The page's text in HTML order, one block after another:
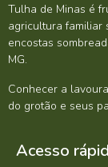
Tulha de Minas é
agricultura familiar
encostas
MG.
Conhecer a
do grotão e seus
Acesso